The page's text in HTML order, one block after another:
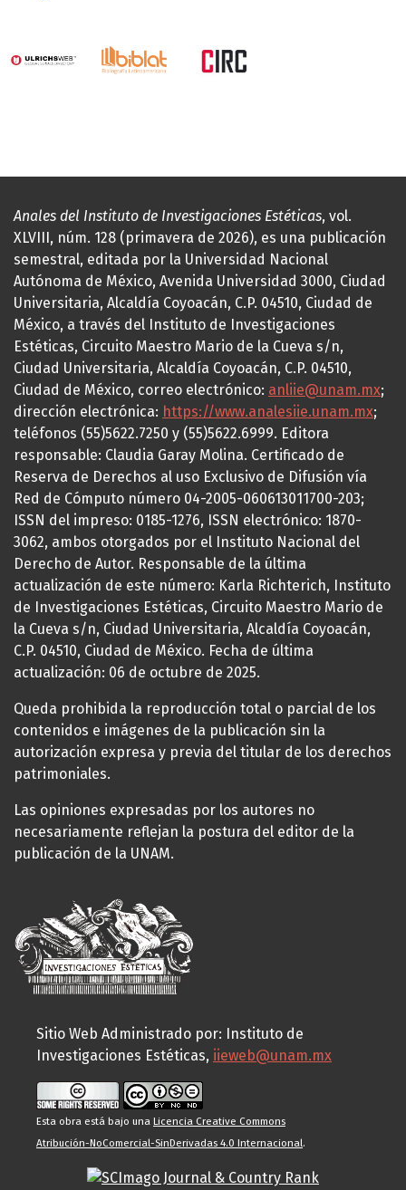
Anales del Instituto de Investigaciones Estéticas, vol.
XLVIII, núm. 128 (primavera de 2026), es una publicación
semestral, editada por la Universidad Nacional
Autónoma de México, Avenida Universidad 3000, Ciudad
Universitaria, Alcaldía Coyoacán, C.P. 04510, Ciudad de
México, a través del Instituto de Investigaciones
Estéticas, Circuito Maestro Mario de la Cueva s/n,
Ciudad Universitaria, Alcaldía Coyoacán, C.P. 04510,
Ciudad de México, correo electrónico: anliie@unam.mx;
dirección electrónica: https://www.analesiie.unam.mx;
teléfonos (55)5622.7250 y (55)5622.6999. Editora
responsable: Claudia Garay Molina. Certificado de
Reserva de Derechos al uso Exclusivo de Difusión vía
Red de Cómputo número 04-2005-060613011700-203;
ISSN del impreso: 0185-1276, ISSN electrónico: 1870-
3062, ambos otorgados por el Instituto Nacional del
Derecho de Autor. Responsable de la última
actualización de este número: Karla Richterich, Instituto
de Investigaciones Estéticas, Circuito Maestro Mario de
la Cueva s/n, Ciudad Universitaria, Alcaldía Coyoacán,
C.P. 04510, Ciudad de México. Fecha de última
actualización: 06 de octubre de 2025.
Queda prohibida la reproducción total o parcial de los
contenidos e imágenes de la publicación sin la
autorización expresa y previa del titular de los derechos
patrimoniales.
Las opiniones expresadas por los autores no
necesariamente reflejan la postura del editor de la
publicación de la UNAM.
Sitio Web Administrado por: Instituto de
Investigaciones Estéticas, iieweb@unam.mx
Esta obra está bajo una Licencia Creative Commons
Atribución-NoComercial-SinDerivadas 4.0 Internacional.